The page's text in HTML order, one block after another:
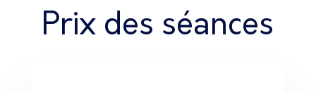
Prix des séances